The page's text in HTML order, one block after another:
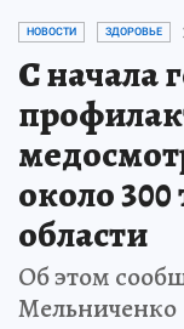
НОВОСТИ ЗДОРОВЬЕ
С начала
около
области
Об этом
Мельниченко